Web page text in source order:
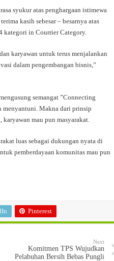
syukur atas penghargaan istimewa
kasih sebesar – besarnya atas
kategori in Courrier Category.
karyawan untuk terus menjalankan
dalam pengembangan bisnis,”
semangat ”Connecting
menyantuni. Makna dari prinsip
mau pun masyarakat.
luas sebagai dukungan nyata di
pemberdayaan komunitas mau pun
Pinterest
Next
Komitmen TPS Wujudkan
Pelabuhan Bersih Bebas Pungli